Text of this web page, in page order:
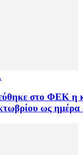
στο ΦΕΚ η
ως ημέρα